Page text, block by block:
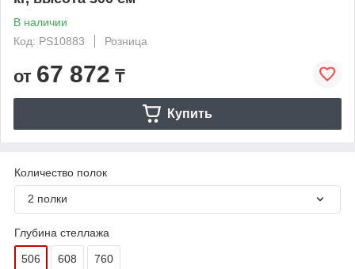
В наличии
Код: PS10883
Розница
от 67 872 ₸
Купить
Количество полок
2 полки
Глубина стеллажа
506 608 760